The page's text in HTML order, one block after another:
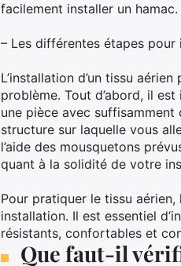
facilement installer un hamac.
– Les différentes étapes
L’installation d’un tissu
problème. Tout d’abord, il
une pièce avec suffisamment
structure sur laquelle vous
l’aide des mousquetons
quant à la solidité de votre
Pour pratiquer le tissu
installation. Il est essentiel
résistants, confortables et
Que faut-il